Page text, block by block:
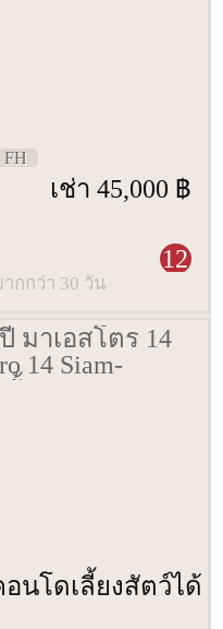
FH
เช่า 45,000 ฿
12
กกว่า 30 วัน
มาเอสโตร 14
14 Siam-
น 1